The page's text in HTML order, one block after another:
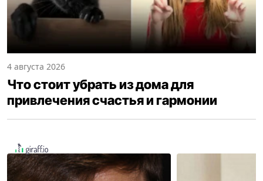
4 августа 2026
Что стоит убрать из дома для
привлечения счастья и гармонии